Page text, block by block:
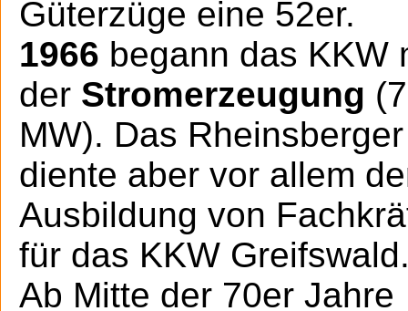
Güterzüge eine 52er.
1966 begann das KKW
der Stromerzeugung
MW). Das
diente aber vor allem
Ausbildung von
für das KKW
Ab Mitte der 70er Jahre